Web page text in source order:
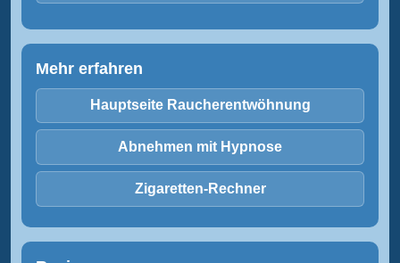
Mehr erfahren
Hauptseite Raucherentwöhnung
Abnehmen mit Hypnose
Zigaretten-Rechner